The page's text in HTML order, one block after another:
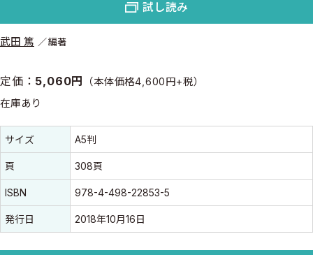
武田 篤 編著
定価： 5,060円 （本体価格4,600円+税）
在庫あり
書誌情報
書誌情報
サイズ A5判
頁 308頁
ISBN 978-4-498-22853-5
発行日 2018年10月16日
試し読み